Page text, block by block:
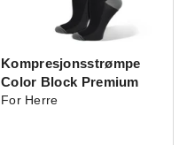
Kompresjonsstrømpe
Color Block Premium
For Herre